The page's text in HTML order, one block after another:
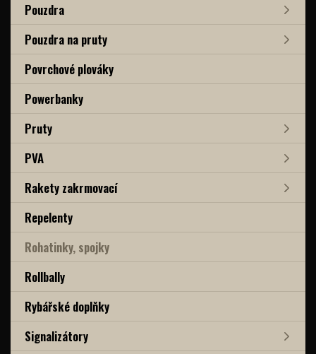
Pouzdra
Pouzdra na pruty
Povrchové plováky
Powerbanky
Pruty
PVA
Rakety zakrmovací
Repelenty
Rohatinky, spojky
Rollbally
Rybářské doplňky
Signalizátory